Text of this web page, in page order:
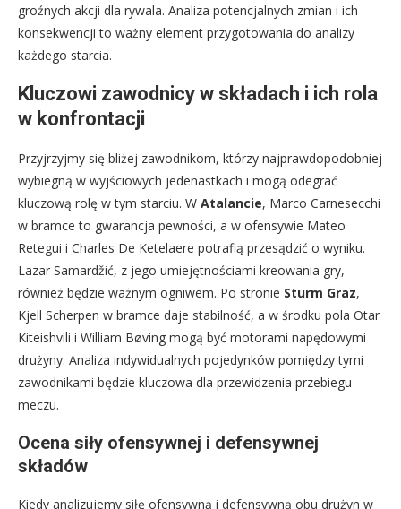
groźnych akcji dla rywala. Analiza potencjalnych zmian i ich
konsekwencji to ważny element przygotowania do analizy
każdego starcia.
Kluczowi zawodnicy w składach i ich rola
w konfrontacji
Przyjrzyjmy się bliżej zawodnikom, którzy najprawdopodobniej
wybiegną w wyjściowych jedenastkach i mogą odegrać
kluczową rolę w tym starciu. W Atalancie, Marco Carnesecchi
w bramce to gwarancja pewności, a w ofensywie Mateo
Retegui i Charles De Ketelaere potrafią przesądzić o wyniku.
Lazar Samardžić, z jego umiejętnościami kreowania gry,
również będzie ważnym ogniwem. Po stronie Sturm Graz,
Kjell Scherpen w bramce daje stabilność, a w środku pola Otar
Kiteishvili i William Bøving mogą być motorami napędowymi
drużyny. Analiza indywidualnych pojedynków pomiędzy tymi
zawodnikami będzie kluczowa dla przewidzenia przebiegu
meczu.
Ocena siły ofensywnej i defensywnej
składów
Kiedy analizujemy siłę ofensywną i defensywną obu drużyn w